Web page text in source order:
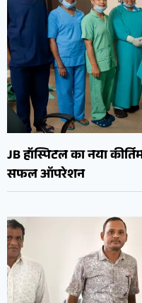
JB हॉस्पिटल का नया
सफल ऑपरेशन